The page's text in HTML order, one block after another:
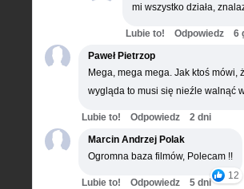
mi wszystko działa,
Lubie to! Odpowiedz
6
Paweł Pietrzop
Mega, mega mega. Jak ktoś mówi,
wygląda to musi się nieźle walnąć
Lubie to! Odpowiedz
2 dni
Marcin Andrzej Polak
Ogromna baza filmów, Polecam !!
12
Lubie to! Odpowiedz
5 dni